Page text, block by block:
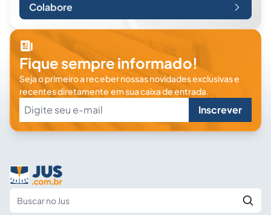
Colabore
Fique sempre informado!
Seja o primeiro a receber nossas novidades exclusivas e
recentes diretamente em sua caixa de entrada.
Inscrever